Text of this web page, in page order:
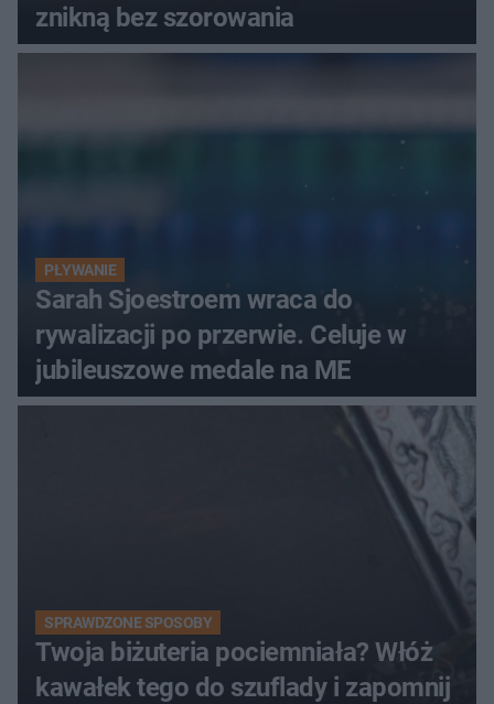
znikną bez szorowania
PŁYWANIE
Sarah Sjoestroem wraca do
rywalizacji po przerwie. Celuje w
jubileuszowe medale na ME
SPRAWDZONE SPOSOBY
Twoja biżuteria pociemniała? Włóż
kawałek tego do szuflady i zapomnij